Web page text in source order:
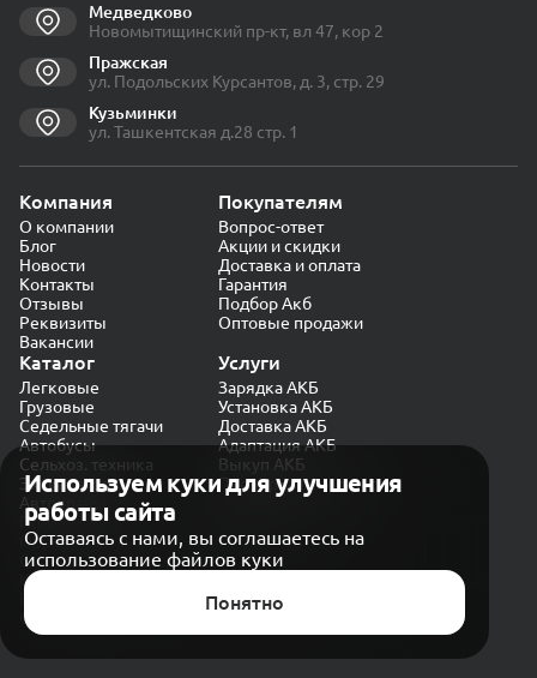
Используем куки для улучшения
работы сайта
Оставаясь с нами, вы соглашаетесь на
использование файлов куки
Понятно
Медведково
Новомытищинский пр-кт, вл 47, кор 2
Пражская
ул. Подольских Курсантов, д. 3, стр. 29
Кузьминки
ул. Ташкентская д.28 стр. 1
Компания
О компании
Блог
Новости
Контакты
Отзывы
Реквизиты
Вакансии
Покупателям
Вопрос-ответ
Акции и скидки
Доставка и оплата
Гарантия
Подбор Акб
Оптовые продажи
Каталог
Легковые
Грузовые
Седельные тягачи
Автобусы
Сельхоз. техника
Экскаваторы
Автокраны
Услуги
Зарядка АКБ
Установка АКБ
Доставка АКБ
Адаптация АКБ
Выкуп АКБ
Проверка генератора
Политика конфиденциальности
Обработка персональных данных
Согласие на обработку в «Яндекс.Метрика»
Карта сайта
© CARAKB 2026. Все права защищены